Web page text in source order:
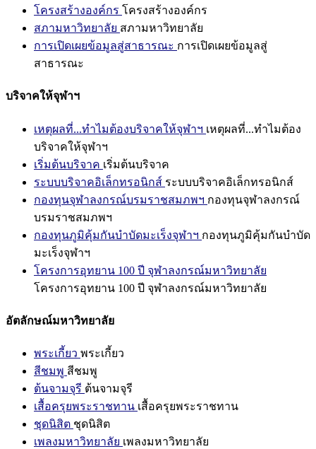
โครงสร้างองค์กร โครงสร้างองค์กร
สภามหาวิทยาลัย สภามหาวิทยาลัย
การเปิดเผยข้อมูลสู่สาธารณะ การเปิดเผยข้อมูลสู่
สาธารณะ
บริจาคให้จุฬาฯ
เหตุผลที่...ทำไมต้องบริจาคให้จุฬาฯ เหตุผลที่...ทำไมต้อง
บริจาคให้จุฬาฯ
เริ่มต้นบริจาค เริ่มต้นบริจาค
ระบบบริจาคอิเล็กทรอนิกส์ ระบบบริจาคอิเล็กทรอนิกส์
กองทุนจุฬาลงกรณ์บรมราชสมภพฯ กองทุนจุฬาลงกรณ์
บรมราชสมภพฯ
กองทุนภูมิคุ้มกันบำบัดมะเร็งจุฬาฯ กองทุนภูมิคุ้มกันบำบัด
มะเร็งจุฬาฯ
โครงการอุทยาน 100 ปี จุฬาลงกรณ์มหาวิทยาลัย
โครงการอุทยาน 100 ปี จุฬาลงกรณ์มหาวิทยาลัย
อัตลักษณ์มหาวิทยาลัย
พระเกี้ยว พระเกี้ยว
สีชมพู สีชมพู
ต้นจามจุรี ต้นจามจุรี
เสื้อครุยพระราชทาน เสื้อครุยพระราชทาน
ชุดนิสิต ชุดนิสิต
เพลงมหาวิทยาลัย เพลงมหาวิทยาลัย